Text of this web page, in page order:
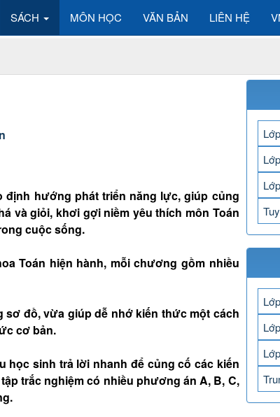
SÁCH MÔN HỌC VĂN BẢN LIÊN HỆ
định hướng phát triển năng lực, giúp củng
và giỏi, khơi gợi niềm yêu thích môn Toán
cuộc sống.
Toán hiện hành, mỗi chương gồm nhiều
đồ, vừa giúp dễ nhớ kiến thức một cách
cơ bản.
học sinh trả lời nhanh để củng cố các kiến
trắc nghiệm có nhiều phương án A, B, C,